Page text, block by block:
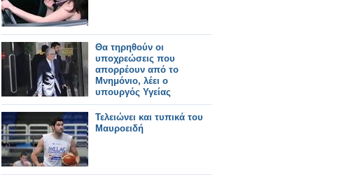
Θα τηρηθούν οι
υποχρεώσεις που
απορρέουν από το
Μνημόνιο, λέει ο
υπουργός Υγείας
Τελειώνει και τυπικά του
Μαυροειδή